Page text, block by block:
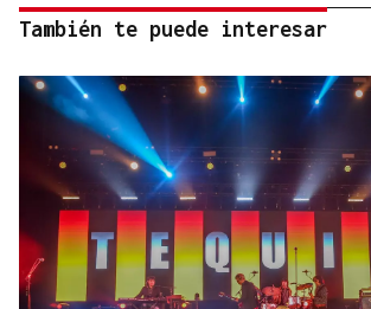
También te puede interesar